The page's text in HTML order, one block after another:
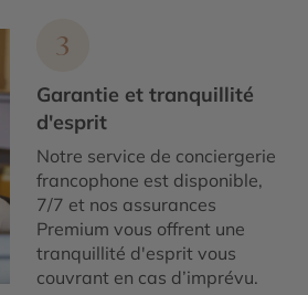
3
Garantie et tranquillité
d'esprit
Notre service de conciergerie
francophone est disponible,
7/7 et nos assurances
Premium vous offrent une
tranquillité d'esprit vous
couvrant en cas d’imprévu.